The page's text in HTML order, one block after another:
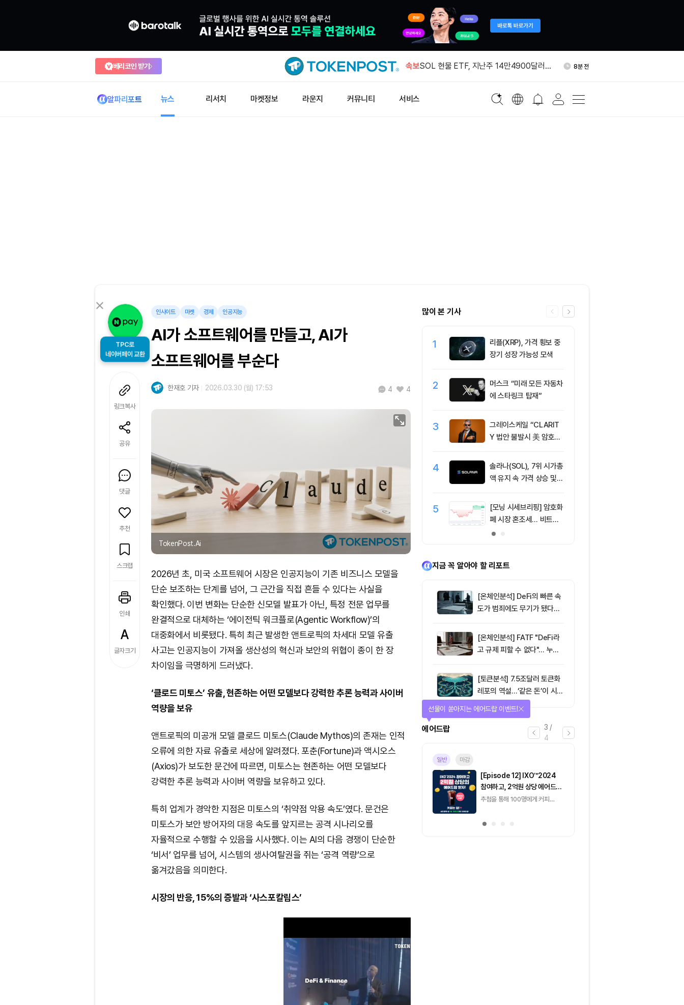
베리코인 받기 속보
GMGN 인기 섹터서 TOAD 24시간 거
SOL 현물 ETF, 지난주 14만4900달러
8분 전
알파리포트 뉴스 리서치 마켓정보 라운지 커뮤니티 서비스
TPC로
네이버페이 교환
링크복사
공유
댓글
추천
스크랩
인쇄
글자크기
인사이트 마켓 경제 인공지능
AI가 소프트웨어를 만들고, AI가
소프트웨어를 부순다
한재호 기자 2026.03.30 (월) 17:53 4 4
TokenPost.Ai
2026년 초, 미국 소프트웨어 시장은 인공지능이 기존 비즈니스 모델을
단순 보조하는 단계를 넘어, 그 근간을 직접 흔들 수 있다는 사실을
확인했다. 이번 변화는 단순한 신모델 발표가 아닌, 특정 전문 업무를
완결적으로 대체하는 ‘에이전틱 워크플로(Agentic Workflow)’의
대중화에서 비롯됐다. 특히 최근 발생한 앤트로픽의 차세대 모델 유출
사고는 인공지능이 가져올 생산성의 혁신과 보안의 위협이 종이 한 장
차이임을 극명하게 드러냈다.
‘클로드 미토스’ 유출, 현존하는 어떤 모델보다 강력한 추론 능력과 사이버
역량을 보유
앤트로픽의 미공개 모델 클로드 미토스(Claude Mythos)의 존재는 인적
오류에 의한 자료 유출로 세상에 알려졌다. 포춘(Fortune)과 액시오스
(Axios)가 보도한 문건에 따르면, 미토스는 현존하는 어떤 모델보다
강력한 추론 능력과 사이버 역량을 보유하고 있다.
특히 업계가 경악한 지점은 미토스의 ‘취약점 악용 속도’였다. 문건은
미토스가 보안 방어자의 대응 속도를 앞지르는 공격 시나리오를
자율적으로 수행할 수 있음을 시사했다. 이는 AI의 다음 경쟁이 단순한
‘비서’ 업무를 넘어, 시스템의 생사여탈권을 쥐는 ‘공격 역량’으로
옮겨갔음을 의미한다.
시장의 반응, 15%의 증발과 ‘사스포칼립스’
많이 본 기사
1
리플(XRP), 가격 횡보 중
장기 성장 가능성 모색
2
머스크 “미래 모든 자동차
에 스타링크 탑재”
3
그레이스케일 “CLARIT
Y 법안 불발시 美 암호화
능”
4
솔라나(SOL), 7위 시가총
액 유지 속 가격 상승 및
5
[모닝 시세브리핑] 암호화
폐 시장 혼조세… 비트코
인 65,142달러, 이더리움
지금 꼭 알아야 할 리포트
[온체인분석] DeFi의 빠른 속
도가 범죄에도 무기가 됐다…
[온체인분석] FATF "DeFi라
고 규제 피할 수 없다"… 누가
[토큰분석] 7.5조달러 토큰화
레포의 역설…‘같은 돈’이 시장
4 /
4
퀴즈
퀴즈풀고 선물 받자!
진행중
[토큰포스트] 기사 퀴즈
660회차
2026.08.10 (월) ~ 2026.08.11